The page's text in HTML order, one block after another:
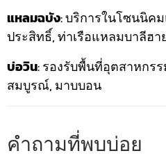
แหลมฉบัง: บริการในโซนนิค
ประสิทธิ์, ท่าเรือแหลมบาลีฮา
บ่อวิน: รองรับพื้นที่อุตสาหกร
สมบูรณ์, มาบบอน
คำถามที่พบบ่อย